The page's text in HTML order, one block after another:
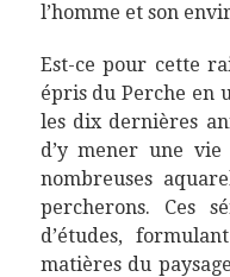
l’homme et son
Est-ce pour cette
épris du Perche en
les dix dernières
d’y mener une
nombreuses
percherons. Ces
d’études,
matières du